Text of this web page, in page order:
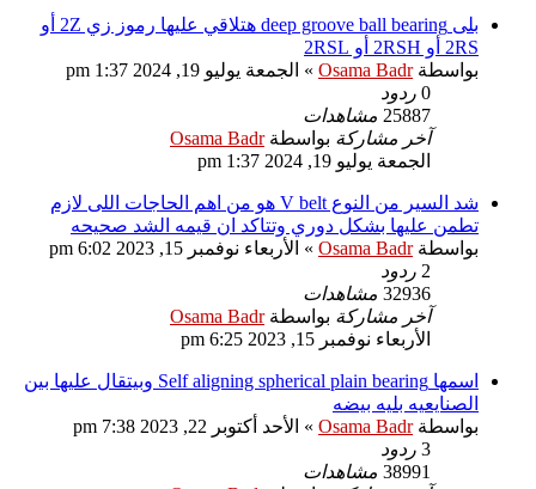
بلى deep groove ball bearing هتلاقي عليها رموز زي 2Z أو
2RS أو 2RSH أو 2RSL
بواسطةOsama Badr
» الجمعة يوليو 19, 2024 1:37 pm
0 ردود
25887 مشاهدات
آخر مشاركة بواسطةOsama Badr
الجمعة يوليو 19, 2024 1:37 pm
شد السير من النوع V belt هو من اهم الحاجات اللى لازم
تطمن عليها بشكل دوري وتتاكد ان قيمه الشد صحيحه
بواسطةOsama Badr
» الأربعاء نوفمبر 15, 2023 6:02 pm
2 ردود
32936 مشاهدات
آخر مشاركة بواسطةOsama Badr
الأربعاء نوفمبر 15, 2023 6:25 pm
اسمها Self aligning spherical plain bearing وبيتقال عليها بين
الصنايعيه بليه بيضه
بواسطةOsama Badr
» الأحد أكتوبر 22, 2023 7:38 pm
3 ردود
38991 مشاهدات